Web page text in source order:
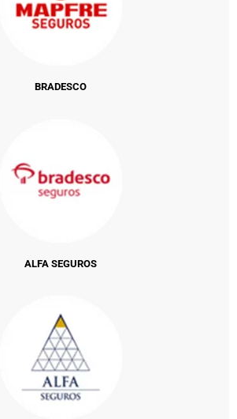
BRADESCO
ALFA SEGUROS